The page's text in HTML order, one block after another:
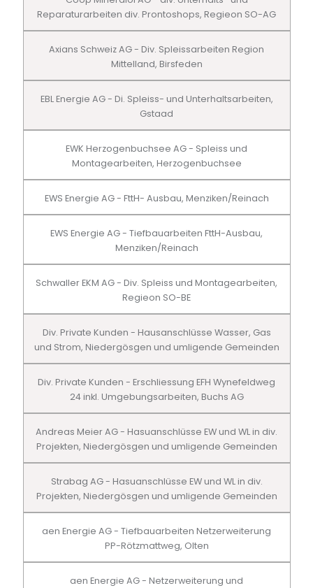
Reparaturarbeiten div. Prontoshops, Regieon SO-AG
Axians Schweiz AG - Div. Spleissarbeiten Region
Mittelland, Birsfeden
EBL Energie AG - Di. Spleiss- und Unterhaltsarbeiten,
Gstaad
EWK Herzogenbuchsee AG - Spleiss und
Montagearbeiten, Herzogenbuchsee
EWS Energie AG - FttH- Ausbau, Menziken/Reinach
EWS Energie AG - Tiefbauarbeiten FttH-Ausbau,
Menziken/Reinach
Schwaller EKM AG - Div. Spleiss und Montagearbeiten,
Regieon SO-BE
Div. Private Kunden - Hausanschlüsse Wasser, Gas
und Strom, Niedergösgen und umligende Gemeinden
Div. Private Kunden - Erschliessung EFH Wynefeldweg
24 inkl. Umgebungsarbeiten, Buchs AG
Andreas Meier AG - Hasuanschlüsse EW und WL in div.
Projekten, Niedergösgen und umligende Gemeinden
Strabag AG - Hasuanschlüsse EW und WL in div.
Projekten, Niedergösgen und umligende Gemeinden
aen Energie AG - Tiefbauarbeiten Netzerweiterung
PP-Rötzmattweg, Olten
aen Energie AG - Netzerweiterung und